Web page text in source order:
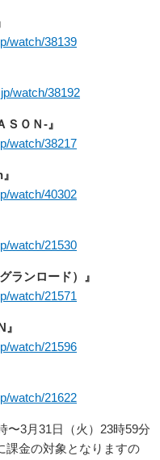
watch/38139
watch/38192
ＯＮ-』
watch/38217
watch/40302
watch/21530
ランロード）』
watch/21571
watch/21596
watch/21622
〜3⽉31⽇（⽕）23時59分
⾦の対象となりますの